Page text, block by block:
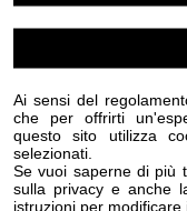
Ai sensi del
che per offrirti
questo sito utilizza
selezionati.
Se vuoi saperne di più
sulla privacy e anche
istruzioni per modificare
della Repubblica
“Franco Repetto.
e approfondisce la
culturale avviato
discrasia tra la
d’impotenza negli